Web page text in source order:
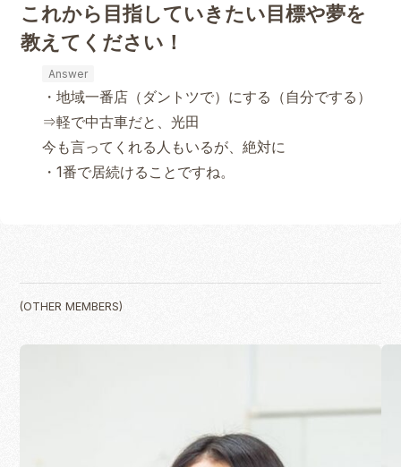
これから目指していきたい目標や夢を
教えてください！
・地域一番店（ダントツで）にする（自分でする）
⇒軽で中古車だと、光田
今も言ってくれる人もいるが、絶対に
・1番で居続けることですね。
(OTHER MEMBERS)